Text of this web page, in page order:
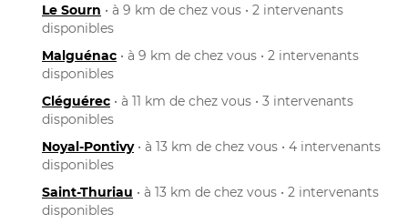
Le Sourn • à 9 km de chez vous • 2 intervenants
disponibles
Malguénac • à 9 km de chez vous • 2 intervenants
disponibles
Cléguérec • à 11 km de chez vous • 3 intervenants
disponibles
Noyal-Pontivy• à 13 km de chez vous • 4 intervenants
disponibles
Saint-Thuriau • à 13 km de chez vous • 2 intervenants
disponibles